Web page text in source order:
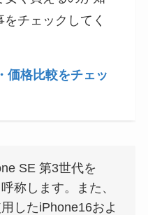
チェックしてく
価格比較をチェッ
SE 第3世代を
称します。また、
したiPhone16およ